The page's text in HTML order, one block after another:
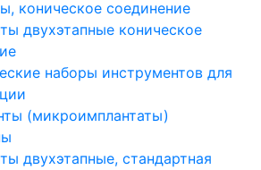
коническое соединение
двухэтапные коническое
наборы инструментов для
(микроимплантаты)
двухэтапные, стандартная